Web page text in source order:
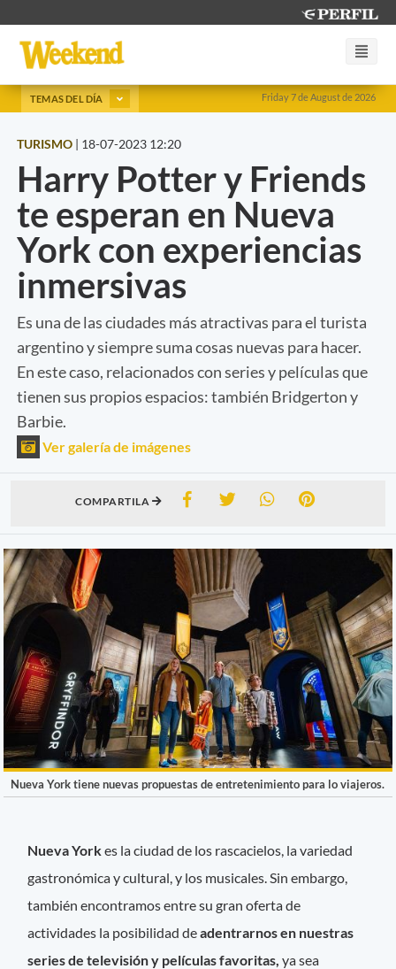
Friday 7 de August de 2026
TEMAS DEL DÍA
TURISMO | 18-07-2023 12:20
Harry Potter y Friends
te esperan en Nueva
York con experiencias
inmersivas
Es una de las ciudades más atractivas para el turista
argentino y siempre suma cosas nuevas para hacer.
En este caso, relacionados con series y películas que
tienen sus propios espacios: también Bridgerton y
Barbie.
Ver galería de imágenes
COMPARTILA
Nueva York tiene nuevas propuestas de entretenimiento para lo viajeros.
Nueva Yorkes la ciudad de los rascacielos, la variedad
gastronómica y cultural, y los musicales. Sin embargo,
también encontramos entre su gran oferta de
actividades la posibilidad deadentrarnos en nuestras
series de televisión y películas favoritas, ya sea